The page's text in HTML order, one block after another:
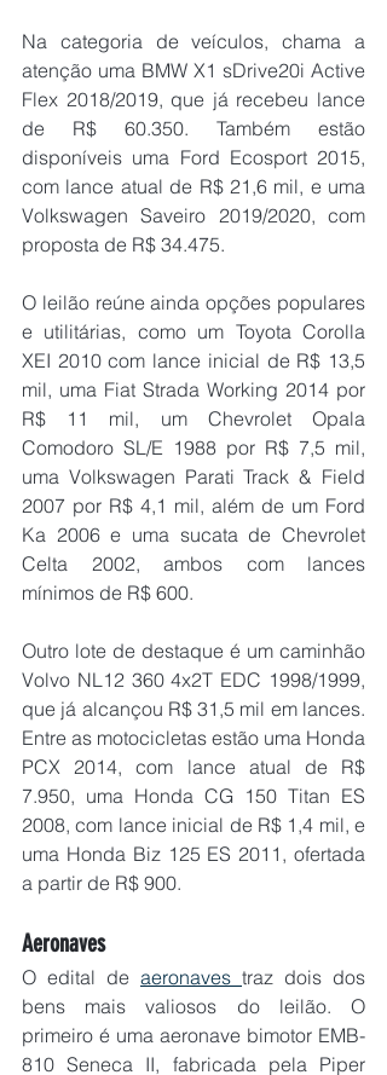
Na categoria de veículos, chama a
atenção uma BMW X1 sDrive20i Active
Flex 2018/2019, que já recebeu lance
de R$ 60.350. Também estão
disponíveis uma Ford Ecosport 2015,
com lance atual de R$ 21,6 mil, e uma
Volkswagen Saveiro 2019/2020, com
proposta de R$ 34.475.
O leilão reúne ainda opções populares
e utilitárias, como um Toyota Corolla
XEI 2010 com lance inicial de R$ 13,5
mil, uma Fiat Strada Working 2014 por
R$ 11 mil, um Chevrolet Opala
Comodoro SL/E 1988 por R$ 7,5 mil,
uma Volkswagen Parati Track & Field
2007 por R$ 4,1 mil, além de um Ford
Ka 2006 e uma sucata de Chevrolet
Celta 2002, ambos com lances
mínimos de R$ 600.
Outro lote de destaque é um caminhão
Volvo NL12 360 4x2T EDC 1998/1999,
que já alcançou R$ 31,5 mil em lances.
Entre as motocicletas estão uma Honda
PCX 2014, com lance atual de R$
7.950, uma Honda CG 150 Titan ES
2008, com lance inicial de R$ 1,4 mil, e
uma Honda Biz 125 ES 2011, ofertada
a partir de R$ 900.
Aeronaves
O edital de aeronaves traz dois dos
bens mais valiosos do leilão. O
primeiro é uma aeronave bimotor EMB-
810 Seneca II, fabricada pela Piper